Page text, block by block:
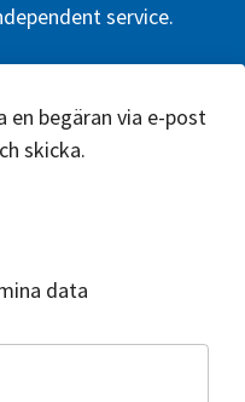
service.
begäran via e-post
skicka.
data